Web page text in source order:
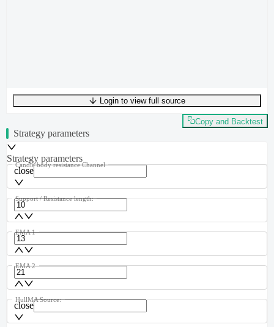
UTF-8437 bytes57 words0 linesLn 1,Col 0
Login to view full source
Copy and Backtest
Strategy parameters
Strategy parameters
close
Candle body resistance Channel
Support / Resistance length:
EMA 1
EMA 2
close
HullMA Source: